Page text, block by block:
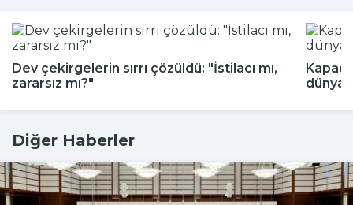
Dev çekirgelerin sırrı çözüldü: "İstilacı mı,
zararsız mı?"
Diğer Haberler